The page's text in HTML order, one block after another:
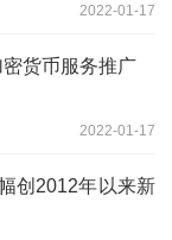
2022-01-17
货币服务推广
2022-01-17
创2012年以来新